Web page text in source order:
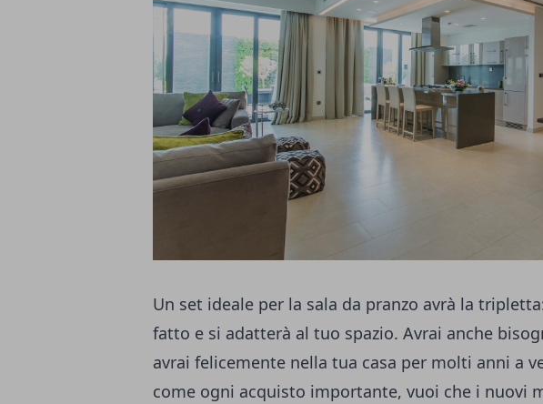
Un set ideale per la sala da pranzo avrà la
fatto e si adatterà al tuo spazio. Avrai anche
avrai felicemente nella tua casa per molti anni a
come ogni acquisto importante, vuoi che i nuovi